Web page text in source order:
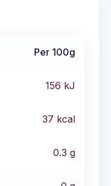
Per 100g
156 kJ
37 kcal
0.3 g